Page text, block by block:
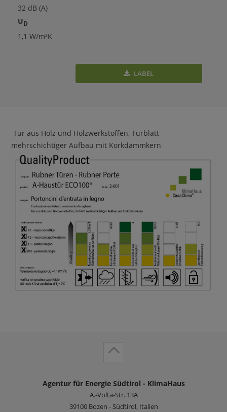
32 dB (A)
UD
1,1 W/m²K
LABEL
Tür aus Holz und Holzwerkstoffen, Türblatt
mehrschichtiger Aufbau mit Korkdämmkern
Agentur für Energie Südtirol - KlimaHaus
A.-Volta-Str. 13A
39100 Bozen - Südtirol, Italien